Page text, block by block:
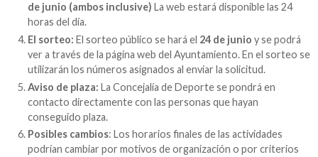
de junio (ambos inclusive) La web estará disponible las 24
horas del día.
El sorteo: El sorteo público se hará el 24 de junio y se podrá
ver a través de la página web del Ayuntamiento. En el sorteo se
utilizarán los números asignados al enviar la solicitud.
Aviso de plaza: La Concejalía de Deporte se pondrá en
contacto directamente con las personas que hayan
conseguido plaza.
Posibles cambios: Los horarios finales de las actividades
podrían cambiar por motivos de organización o por criterios